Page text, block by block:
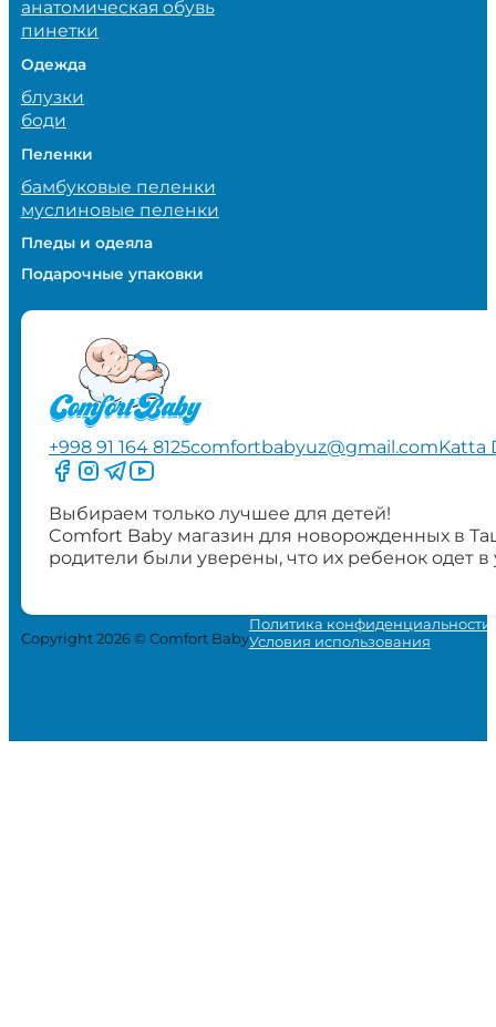
анатомическая обувь
пинетки
Одежда
блузки
боди
Пеленки
бамбуковые пеленки
муслиновые пеленки
Пледы и одеяла
Подарочные упаковки
+998 91 164 8125comfortbabyuz@gmail.comKatta
Следите за нами на Facebook
Следите за нами в Instagram
Следите за нами в Telegram
Следите за нами в YouTube
Выбираем только лучшее для детей!
Comfort Baby магазин для новорожденных в
родители были уверены, что их ребенок одет
Copyright 2026 © Comfort Baby
Политика конфиденциальности
Условия использования